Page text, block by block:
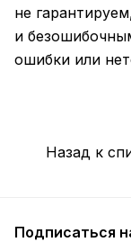
не
и
ошибки или
Назад к
Подписаться